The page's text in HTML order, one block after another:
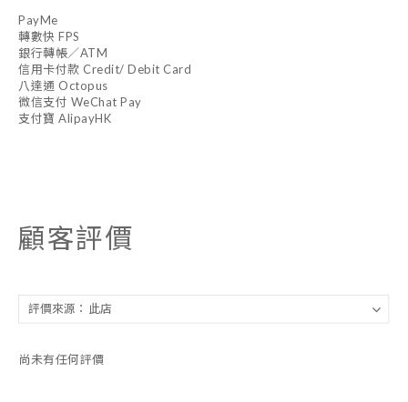
PayMe
轉數快 FPS
銀行轉帳／ATM
信用卡付款 Credit/ Debit Card
八達通 Octopus
微信支付 WeChat Pay
支付寶 AlipayHK
顧客評價
尚未有任何評價